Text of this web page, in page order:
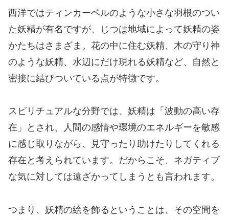
西洋ではティンカーベルのような小さな羽根のつい
た妖精が有名ですが、じつは地域によって妖精の姿
かたちはさまざま。花の中に住む妖精、木の守り神
のような妖精、水辺にだけ現れる妖精など、自然と
密接に結びついている点が特徴です。
スピリチュアルな分野では、妖精は「波動の高い存
在」とされ、人間の感情や環境のエネルギーを敏感
に感じ取りながら、見守ったり助けたりしてくれる
存在と考えられています。だからこそ、ネガティブ
な気に対しては遠ざかってしまうとも言われます。
つまり、妖精の絵を飾るということは、その空間を